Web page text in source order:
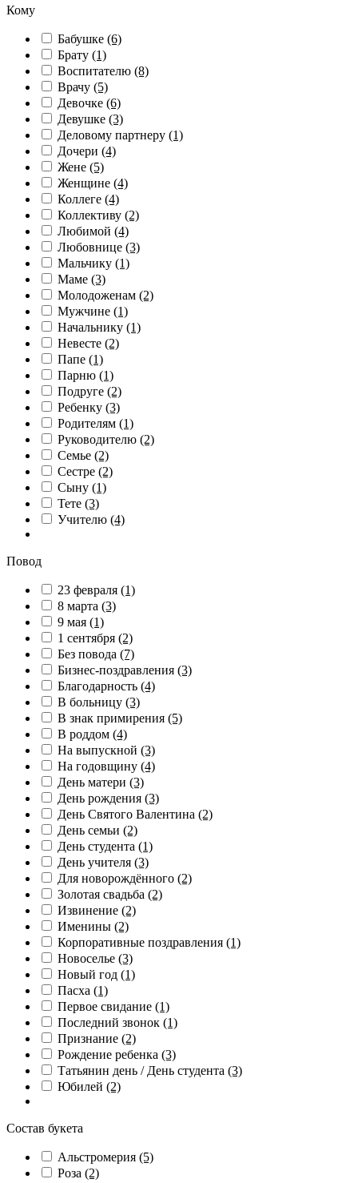
Кому
Бабушке (6)
Брату (1)
Воспитателю (8)
Врачу (5)
Девочке (6)
Девушке (3)
Деловому партнеру (1)
Дочери (4)
Жене (5)
Женщине (4)
Коллеге (4)
Коллективу (2)
Любимой (4)
Любовнице (3)
Мальчику (1)
Маме (3)
Молодоженам (2)
Мужчине (1)
Начальнику (1)
Невесте (2)
Папе (1)
Парню (1)
Подруге (2)
Ребенку (3)
Родителям (1)
Руководителю (2)
Семье (2)
Сестре (2)
Сыну (1)
Тете (3)
Учителю (4)
Повод
23 февраля (1)
8 марта (3)
9 мая (1)
1 сентября (2)
Без повода (7)
Бизнес-поздравления (3)
Благодарность (4)
В больницу (3)
В знак примирения (5)
В роддом (4)
На выпускной (3)
На годовщину (4)
День матери (3)
День рождения (3)
День Святого Валентина (2)
День семьи (2)
День студента (1)
День учителя (3)
Для новорождённого (2)
Золотая свадьба (2)
Извинение (2)
Именины (2)
Корпоративные поздравления (1)
Новоселье (3)
Новый год (1)
Пасха (1)
Первое свидание (1)
Последний звонок (1)
Признание (2)
Рождение ребенка (3)
Татьянин день / День студента (3)
Юбилей (2)
Состав букета
Альстромерия (5)
Роза (2)